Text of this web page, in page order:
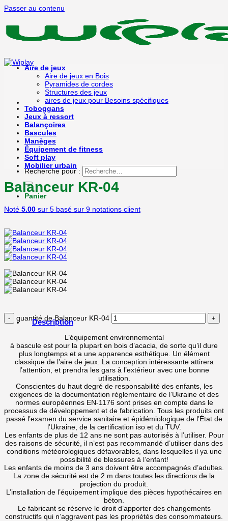
Passer au contenu
Recherche pour :
Panier
Aire de jeux
Aire de jeux en Bois
Pyramides de cordes
Structures des jeux
aires de jeux pour Besoins spécifiques
Toboggans
Jeux à ressort
Balançoires
Bascules
Manèges
Équipement de fitness
Soft play
Mobilier urbain
Balanceur KR-04
Noté 5.00 sur 5 basé sur 9 notations client
quantité de Balanceur KR-04
Description
L’équipement environnemental
à bascule est pour la plupart en bois d’acacia, de sorte qu’il dure
plus longtemps et a une apparence esthétique. Un élément
classique de l’aire de jeux. La conception intéressante attirera
l’attention, et prendra les gars à l’extérieur avec une bonne
utilisation.
Conscientes du haut degré de responsabilité des enfants, les
exigences de la documentation réglementaire de l’Ukraine et des
normes européennes EN-1176 sont prises en compte dans le
processus de développement et de fabrication. Tous les produits ont
passé l’examen du service sanitaire et épidémiologique de l’État de
l’Ukraine, de la certification iso et du TUV.
Les enfants de plus de 12 ans ne sont pas autorisés à l’utiliser. Pour
des raisons de sécurité, il n’est pas recommandé d’utiliser dans des
conditions météorologiques défavorables, dans lesquelles il ya une
possibilité de blessures à l’enfant!
Les enfants de moins de 3 ans doivent être accompagnés d’adultes.
La zone de sécurité est de 2 m dans toutes les directions de la
projection du produit.
L’installation de l’équipement implique des pièces hypothécaires en
béton.
Le fabricant se réserve le droit d’apporter des changements
constructifs qui n’aggravent pas les propriétés des consommateurs.